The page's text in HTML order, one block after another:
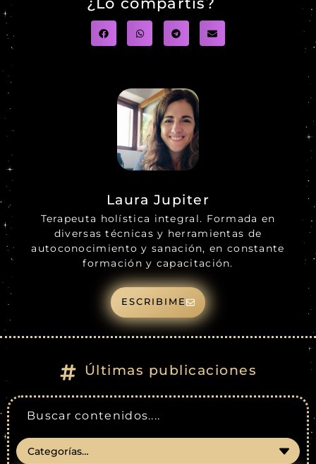
Laura Jupiter
Terapeuta holística integral. Formada en
diversas técnicas y herramientas de
autoconocimiento y sanación, en constante
formación y capacitación.
ESCRIBIME
Últimas publicaciones